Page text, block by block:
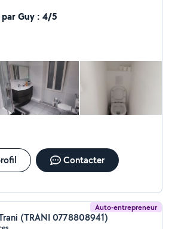
Guy : 4/5
Contacter
Auto-entrepreneur
(TRANI 0778808941)